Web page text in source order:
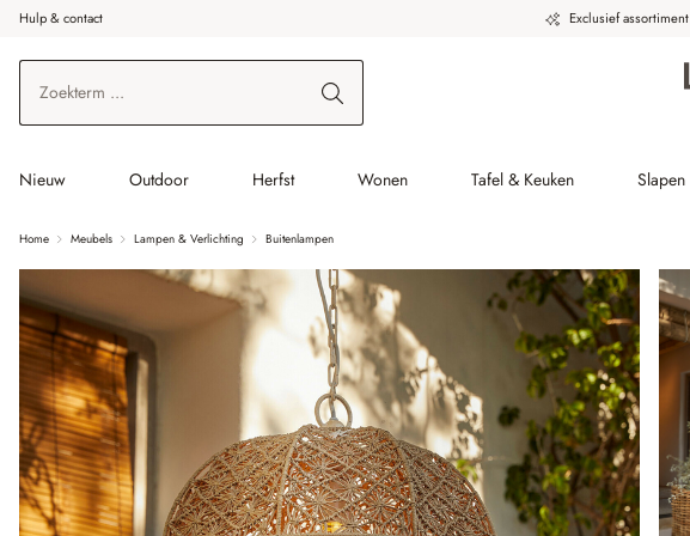
de hoofdinhoud
Ga naar zoeken
Ga naar de hoofdnavigatie
Hulp & contact Exclusief assortiment
Nieuw Outdoor Herfst Wonen Tafel & Keuken Slapen
Home Meubels Lampen & Verlichting Buitenlampen